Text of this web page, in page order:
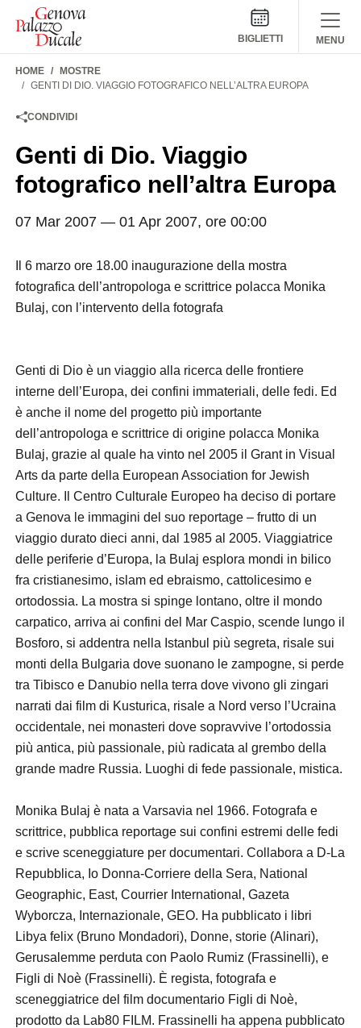
Salta al contenuto
BIGLIETTI MENU
HOME
MOSTRE
GENTI DI DIO. VIAGGIO FOTOGRAFICO NELL’ALTRA EUROPA
CONDIVIDI
Genti di Dio. Viaggio
fotografico nell’altra Europa
07 Mar 2007 — 01 Apr 2007, ore 00:00
Il 6 marzo ore 18.00 inaugurazione della mostra
fotografica dell’antropologa e scrittrice polacca Monika
Bulaj, con l’intervento della fotografa
Genti di Dio è un viaggio alla ricerca delle frontiere
interne dell’Europa, dei confini immateriali, delle fedi. Ed
è anche il nome del progetto più importante
dell’antropologa e scrittrice di origine polacca Monika
Bulaj, grazie al quale ha vinto nel 2005 il Grant in Visual
Arts da parte della European Association for Jewish
Culture. Il Centro Culturale Europeo ha deciso di portare
a Genova le immagini del suo reportage – frutto di un
viaggio durato dieci anni, dal 1985 al 2005. Viaggiatrice
delle periferie d’Europa, la Bulaj esplora mondi in bilico
fra cristianesimo, islam ed ebraismo, cattolicesimo e
ortodossia. La mostra si spinge lontano, oltre il mondo
carpatico, arriva ai confini del Mar Caspio, scende lungo il
Bosforo, si addentra nella Istanbul più segreta, risale sui
monti della Bulgaria dove suonano le zampogne, si perde
tra Tibisco e Danubio nella terra dove vivono gli zingari
narrati dai film di Kusturica, risale a Nord verso l’Ucraina
occidentale, nei monasteri dove sopravvive l’ortodossia
più antica, più passionale, più radicata al grembo della
grande madre Russia. Luoghi di fede passionale, mistica.
Monika Bulaj è nata a Varsavia nel 1966. Fotografa e
scrittrice, pubblica reportage sui confini estremi delle fedi
e scrive sceneggiature per documentari. Collabora a D-La
Repubblica, Io Donna-Corriere della Sera, National
Geographic, East, Courrier International, Gazeta
Wyborcza, Internazionale, GEO. Ha pubblicato i libri
Libya felix (Bruno Mondadori), Donne, storie (Alinari),
Gerusalemme perduta con Paolo Rumiz (Frassinelli), e
Figli di Noè (Frassinelli). È regista, fotografa e
sceneggiatrice del film documentario Figli di Noè,
prodotto da Lab80 FILM. Frassinelli ha appena pubblicato